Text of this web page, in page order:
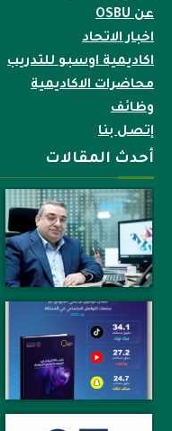
عن OSBU
اخبار الاتحاد
اكاديمية اوسبو للتدريب
محاضرات الاكاديمية
وظائف
إتصل بنا
أحدث المقالات